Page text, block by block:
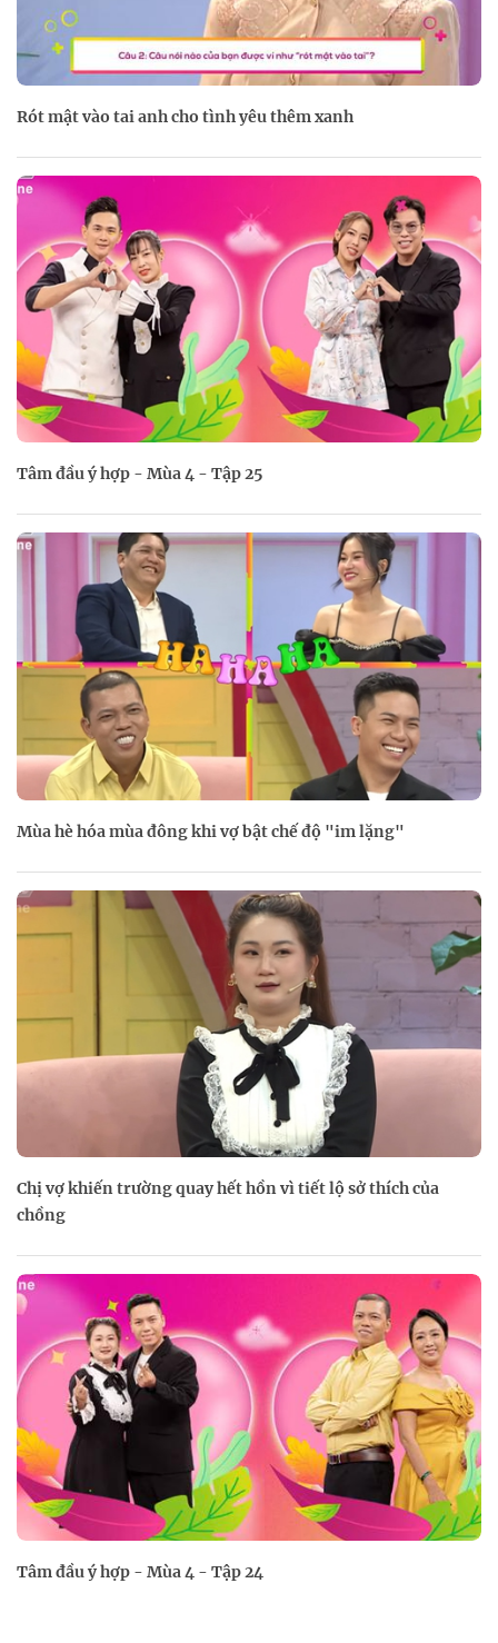
Rót mật vào tai anh cho tình yêu thêm xanh
Tâm đầu ý hợp - Mùa 4 - Tập 25
Mùa hè hóa mùa đông khi vợ bật chế độ "im lặng"
Chị vợ khiến trường quay hết hồn vì tiết lộ sở thích của
chồng
Tâm đầu ý hợp - Mùa 4 - Tập 24